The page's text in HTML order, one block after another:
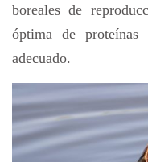
boreales de
óptima de
adecuado.